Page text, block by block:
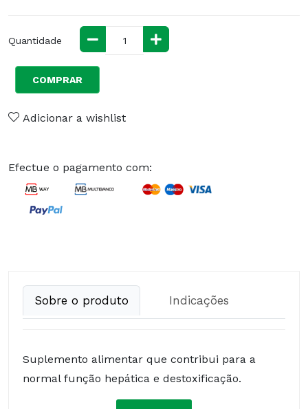
Quantidade
COMPRAR
Adicionar a wishlist
Efectue o pagamento com:
Sobre o produto Indicações
Suplemento alimentar que contribui para a
normal função hepática e destoxificação.